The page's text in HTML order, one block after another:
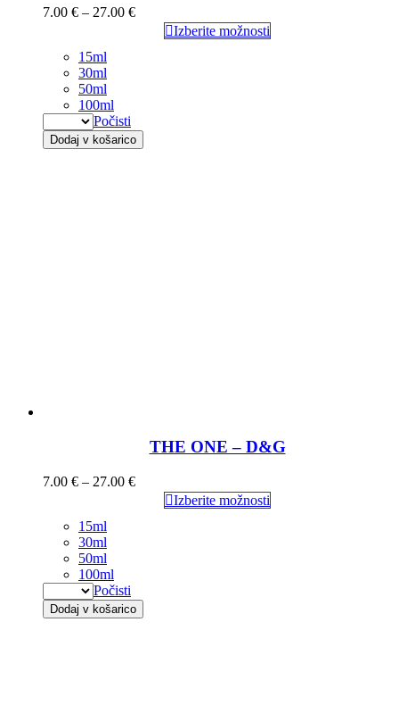
7.00 € – 27.00 €
Izberite možnosti
15ml
30ml
50ml
100ml
Počisti
Dodaj v košarico
THE ONE – D&G
7.00 € – 27.00 €
Izberite možnosti
15ml
30ml
50ml
100ml
Počisti
Dodaj v košarico